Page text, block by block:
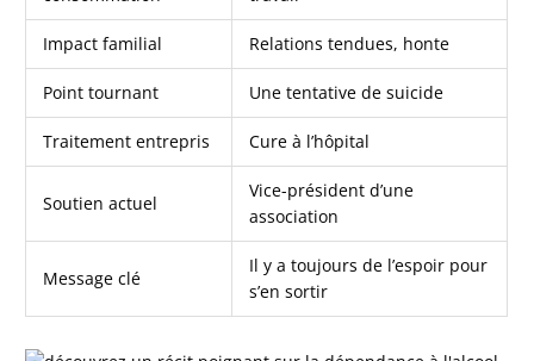
Impact familial Relations tendues, honte
Point tournant Une tentative de suicide
Traitement entrepris Cure à l’hôpital
Soutien actuel
Vice-président d’une
association
Message clé
Il y a toujours de l’espoir pour
s’en sortir